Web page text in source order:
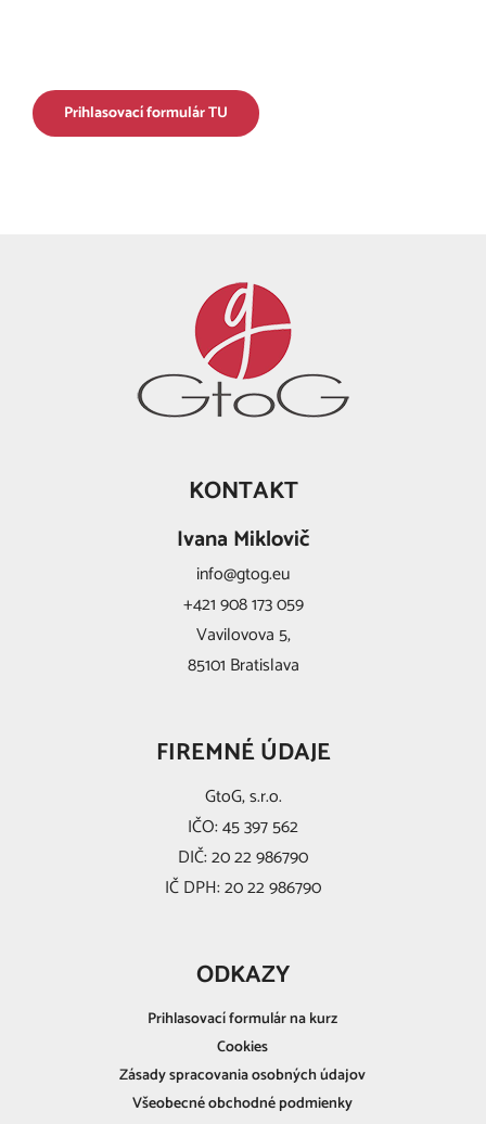
Prihlasovací formulár TU
KONTAKT
Ivana Miklovič
info@gtog.eu
+421 908 173 059
Vavilovova 5,
85101 Bratislava
FIREMNÉ ÚDAJE
GtoG, s.r.o.
IČO: 45 397 562
DIČ: 20 22 986790
IČ DPH: 20 22 986790
ODKAZY
Prihlasovací formulár na kurz
Cookies
Zásady spracovania osobných údajov
Všeobecné obchodné podmienky